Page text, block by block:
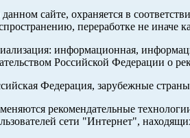
сайте, охраняется в
переработке не иначе
информационная,
Российской Федерации о
Федерация, зарубежные страны
рекомендательные
сети "Интернет",